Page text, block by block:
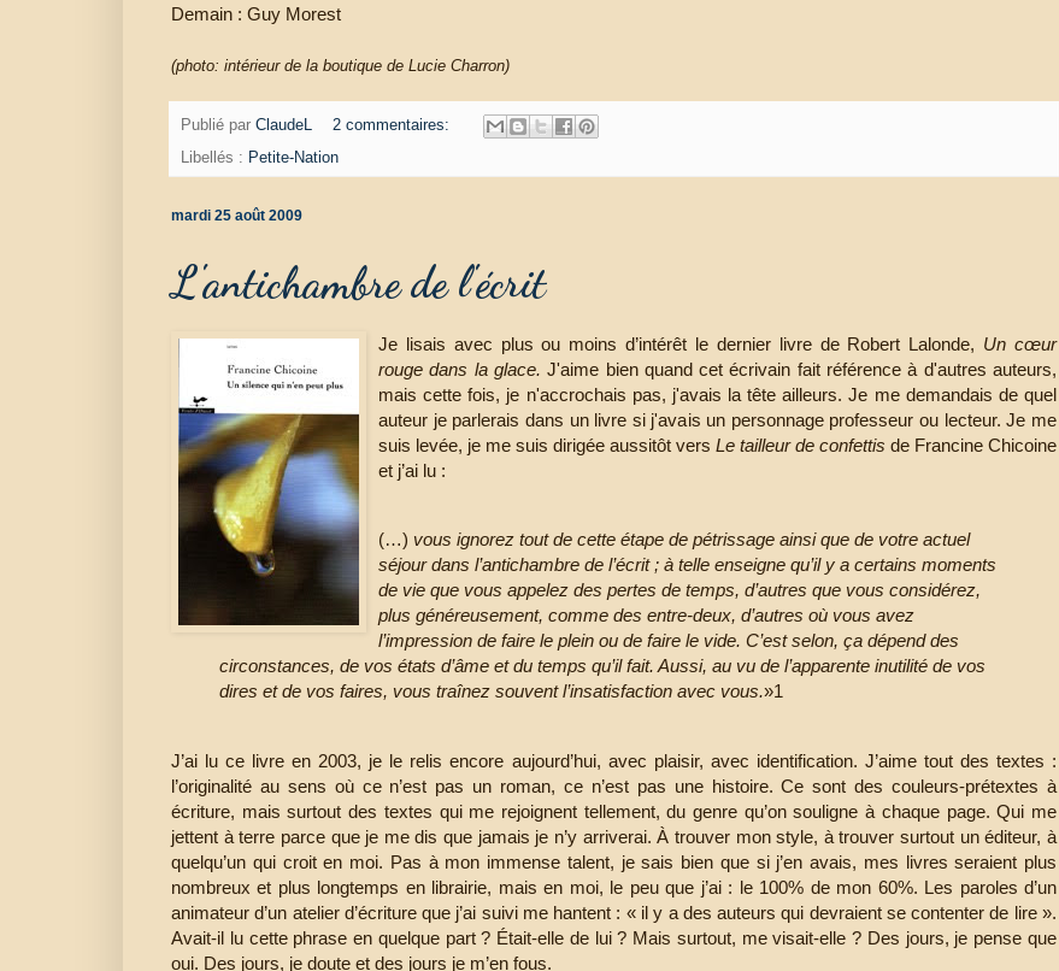
Demain : Guy Morest
(photo: intérieur de la boutique de Lucie Charron)
Publié par ClaudeL
2 commentaires:
Libellés : Petite-Nation
mardi 25 août 2009
L'antichambre de l'écrit
Je lisais avec plus ou moins d’intérêt le dernier livre de Robert Lalonde, Un cœur
rouge dans la glace. J'aime bien quand cet écrivain fait référence à d'autres auteurs,
mais cette fois, je n'accrochais pas, j'avais la tête ailleurs. Je me demandais de quel
auteur je parlerais dans un livre si j'avais un personnage professeur ou lecteur. Je me
suis levée, je me suis dirigée aussitôt vers Le tailleur de confettis de Francine Chicoine
et j’ai lu :
(…) vous ignorez tout de cette étape de pétrissage ainsi que de votre actuel
séjour dans l’antichambre de l’écrit ; à telle enseigne qu’il y a certains moments
de vie que vous appelez des pertes de temps, d’autres que vous considérez,
plus généreusement, comme des entre-deux, d’autres où vous avez
l’impression de faire le plein ou de faire le vide. C’est selon, ça dépend des
circonstances, de vos états d’âme et du temps qu’il fait. Aussi, au vu de l’apparente inutilité de vos
dires et de vos faires, vous traînez souvent l’insatisfaction avec vous.»1
J’ai lu ce livre en 2003, je le relis encore aujourd’hui, avec plaisir, avec identification. J’aime tout des textes :
l’originalité au sens où ce n’est pas un roman, ce n’est pas une histoire. Ce sont des couleurs-prétextes à
écriture, mais surtout des textes qui me rejoignent tellement, du genre qu’on souligne à chaque page. Qui me
jettent à terre parce que je me dis que jamais je n’y arriverai. À trouver mon style, à trouver surtout un éditeur, à
quelqu’un qui croit en moi. Pas à mon immense talent, je sais bien que si j’en avais, mes livres seraient plus
nombreux et plus longtemps en librairie, mais en moi, le peu que j’ai : le 100% de mon 60%. Les paroles d’un
animateur d’un atelier d’écriture que j’ai suivi me hantent : « il y a des auteurs qui devraient se contenter de lire ».
Avait-il lu cette phrase en quelque part ? Était-elle de lui ? Mais surtout, me visait-elle ? Des jours, je pense que
oui. Des jours, je doute et des jours je m’en fous.